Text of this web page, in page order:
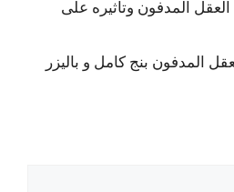
المدفون وتاثيره على
المدفون بنج كامل و باليزر